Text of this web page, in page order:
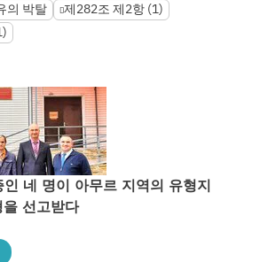
의 박탈
제282조 제2항 (1)
인 네 명이 아무르 지역의 유형지
선고받다